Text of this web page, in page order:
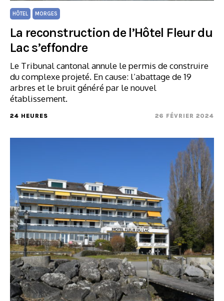
HÔTEL MORGES
La reconstruction de l’Hôtel Fleur du
Lac s’effondre
Le Tribunal cantonal annule le permis de construire
du complexe projeté. En cause: l’abattage de 19
arbres et le bruit généré par le nouvel
établissement.
24 HEURES 26 FÉVRIER 2024